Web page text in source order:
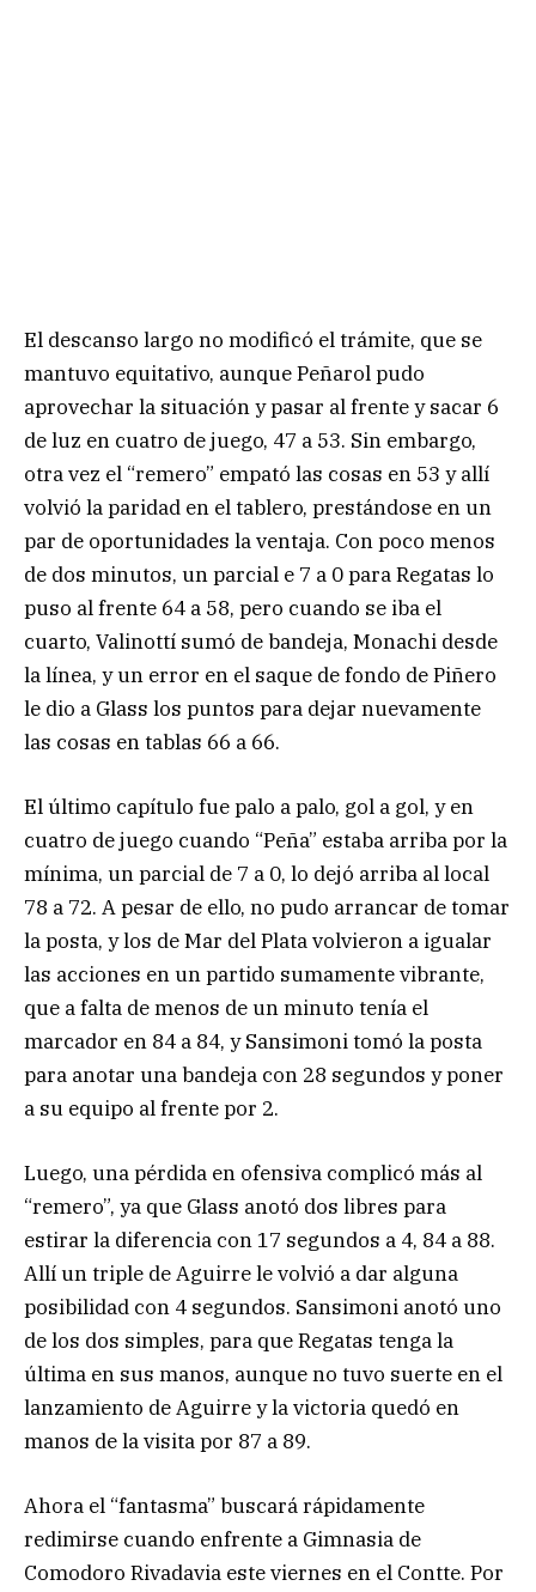
El descanso largo no modificó el trámite, que se
mantuvo equitativo, aunque Peñarol pudo
aprovechar la situación y pasar al frente y sacar 6
de luz en cuatro de juego, 47 a 53. Sin embargo,
otra vez el “remero” empató las cosas en 53 y allí
volvió la paridad en el tablero, prestándose en un
par de oportunidades la ventaja. Con poco menos
de dos minutos, un parcial e 7 a 0 para Regatas lo
puso al frente 64 a 58, pero cuando se iba el
cuarto, Valinottí sumó de bandeja, Monachi desde
la línea, y un error en el saque de fondo de Piñero
le dio a Glass los puntos para dejar nuevamente
las cosas en tablas 66 a 66.
El último capítulo fue palo a palo, gol a gol, y en
cuatro de juego cuando “Peña” estaba arriba por la
mínima, un parcial de 7 a 0, lo dejó arriba al local
78 a 72. A pesar de ello, no pudo arrancar de tomar
la posta, y los de Mar del Plata volvieron a igualar
las acciones en un partido sumamente vibrante,
que a falta de menos de un minuto tenía el
marcador en 84 a 84, y Sansimoni tomó la posta
para anotar una bandeja con 28 segundos y poner
a su equipo al frente por 2.
Luego, una pérdida en ofensiva complicó más al
“remero”, ya que Glass anotó dos libres para
estirar la diferencia con 17 segundos a 4, 84 a 88.
Allí un triple de Aguirre le volvió a dar alguna
posibilidad con 4 segundos. Sansimoni anotó uno
de los dos simples, para que Regatas tenga la
última en sus manos, aunque no tuvo suerte en el
lanzamiento de Aguirre y la victoria quedó en
manos de la visita por 87 a 89.
Ahora el “fantasma” buscará rápidamente
redimirse cuando enfrente a Gimnasia de
Comodoro Rivadavia este viernes en el Contte. Por